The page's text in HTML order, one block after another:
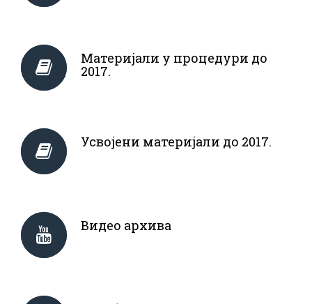
Материјали у процедури до
2017.
Усвојени материјали до 2017.
Видео архива